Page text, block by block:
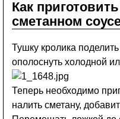
Как
сметанном
Тушку кролика
ополоснуть холодной
Теперь необходимо
налить сметану,